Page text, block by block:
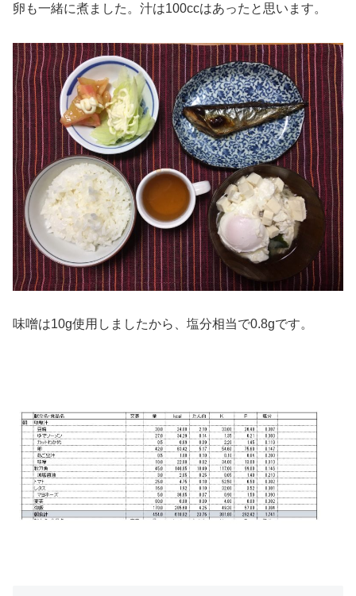
卵も一緒に煮ました。汁は100ccはあったと思います。
味噌は10g使用しましたから、塩分相当で0.8gです。